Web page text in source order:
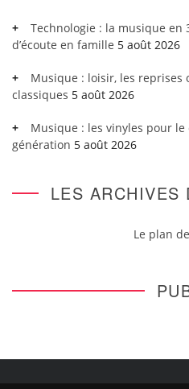
Technologie : la musique en
d’écoute en famille 5 août 2026
Musique : loisir, les
classiques 5 août 2026
Musique : les vinyles pour
génération 5 août 2026
LES ARCHIVES
Le plan